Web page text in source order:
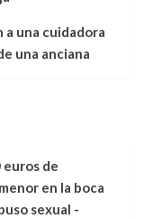
a una cuidadora
una anciana
euros de
en la boca
sexual -